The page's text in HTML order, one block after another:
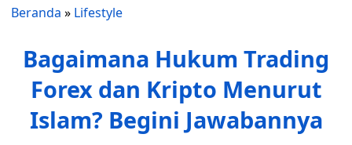
Beranda » Lifestyle
Bagaimana Hukum Trading
Forex dan Kripto Menurut
Islam? Begini Jawabannya